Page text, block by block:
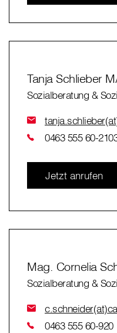
Tanja Schlieber
Sozialberatung &
0463 555 60-
Jetzt anrufen
Mag. Cornelia
Sozialberatung &
0463 555 60-920